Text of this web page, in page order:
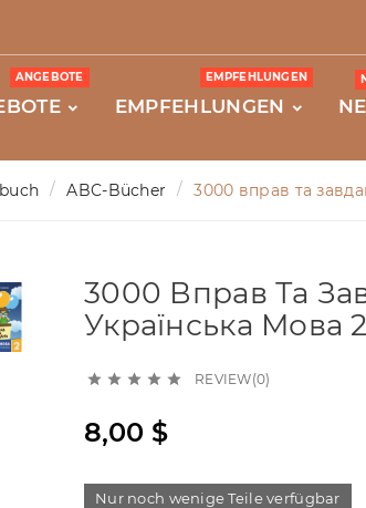
ANGEBOTE
EMPFEHLUNGEN
EMPFEHLUNGEN
ABC-Bücher 3000 вправ та
3000 Вправ Та
Українська Мова
     REVIEW(0)
8,00 $
Nur noch wenige Teile verfügbar